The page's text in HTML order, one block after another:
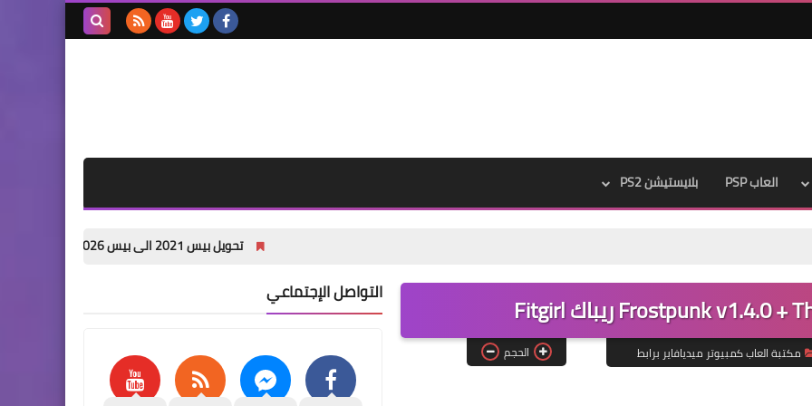
العاب PSP بلايستيشن PS2
مكتبة العاب كمبيوتر ميديافاير برابط الحجم
التواصل الإجتماعي